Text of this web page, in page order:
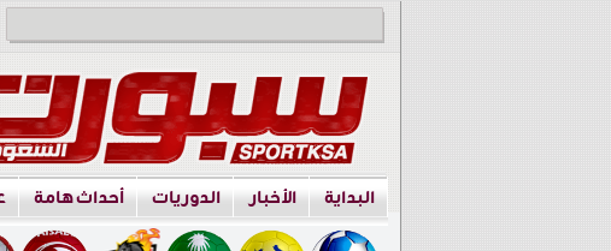
البداية الأخبار الدوريات أحداث هامة